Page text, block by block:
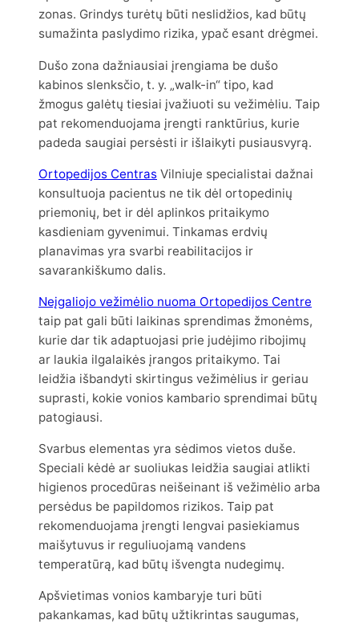
zonas. Grindys turėtų būti neslidžios, kad būtų
sumažinta paslydimo rizika, ypač esant drėgmei.
Dušo zona dažniausiai įrengiama be dušo
kabinos slenksčio, t. y. „walk-in“ tipo, kad
žmogus galėtų tiesiai įvažiuoti su vežimėliu. Taip
pat rekomenduojama įrengti ranktūrius, kurie
padeda saugiai persėsti ir išlaikyti pusiausvyrą.
Ortopedijos Centras Vilniuje specialistai dažnai
konsultuoja pacientus ne tik dėl ortopedinių
priemonių, bet ir dėl aplinkos pritaikymo
kasdieniam gyvenimui. Tinkamas erdvių
planavimas yra svarbi reabilitacijos ir
savarankiškumo dalis.
Neįgaliojo vežimėlio nuoma Ortopedijos Centre
taip pat gali būti laikinas sprendimas žmonėms,
kurie dar tik adaptuojasi prie judėjimo ribojimų
ar laukia ilgalaikės įrangos pritaikymo. Tai
leidžia išbandyti skirtingus vežimėlius ir geriau
suprasti, kokie vonios kambario sprendimai būtų
patogiausi.
Svarbus elementas yra sėdimos vietos duše.
Speciali kėdė ar suoliukas leidžia saugiai atlikti
higienos procedūras neišeinant iš vežimėlio arba
persėdus be papildomos rizikos. Taip pat
rekomenduojama įrengti lengvai pasiekiamus
maišytuvus ir reguliuojamą vandens
temperatūrą, kad būtų išvengta nudegimų.
Apšvietimas vonios kambaryje turi būti
pakankamas, kad būtų užtikrintas saugumas,